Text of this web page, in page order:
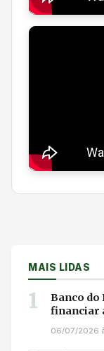
MAIS LIDAS
1
Banco do
financiar
06/07/2026